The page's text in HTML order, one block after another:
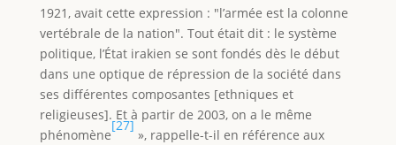
1921, avait cette expression : "l’armée est la colonne
vertébrale de la nation". Tout était dit : le système
politique, l’État irakien se sont fondés dès le début
dans une optique de répression de la société dans
ses différentes composantes [ethniques et
religieuses]. Et à partir de 2003, on a le même
phénomène
[27]
», rappelle-t-il en référence aux